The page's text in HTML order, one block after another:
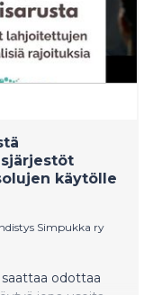
käytölle
Simpukka ry
odottaa